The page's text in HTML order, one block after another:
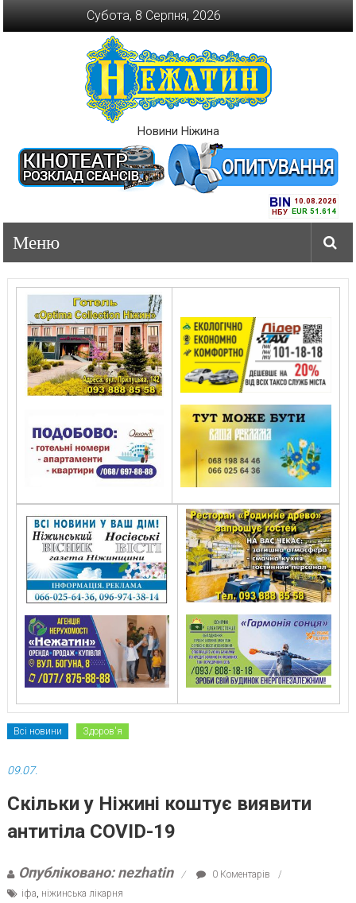
Субота, 8 Серпня, 2026
Новини Ніжина
Всі новини Здоров'я
09.07.
Скільки у Ніжині коштує виявити
антитіла COVID-19
Опубліковано: nezhatin
0 Коментарів
іфа, ніжинська лікарня